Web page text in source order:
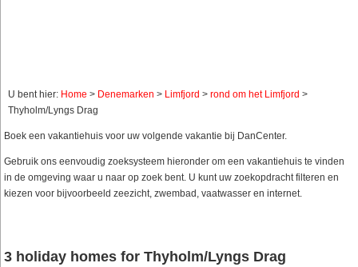
U bent hier: Home > Denemarken > Limfjord > rond om het Limfjord >
Thyholm/Lyngs Drag
Boek een vakantiehuis voor uw volgende vakantie bij DanCenter.
Gebruik ons eenvoudig zoeksysteem hieronder om een vakantiehuis te vinden
in de omgeving waar u naar op zoek bent. U kunt uw zoekopdracht filteren en
kiezen voor bijvoorbeeld zeezicht, zwembad, vaatwasser en internet.
3 holiday homes for Thyholm/Lyngs Drag